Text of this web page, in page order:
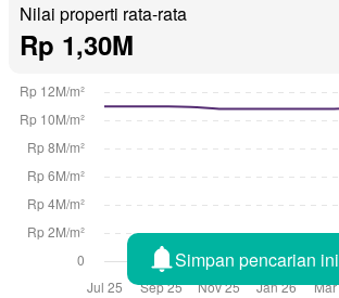
Nilai properti rata-rata
Rp 1,30M
Simpan pencarian ini